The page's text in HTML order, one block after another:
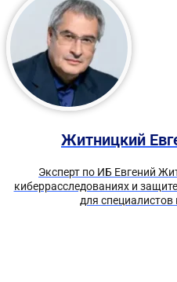
Житницкий
Эксперт по ИБ Евгений
киберрасследованиях и
для специалистов